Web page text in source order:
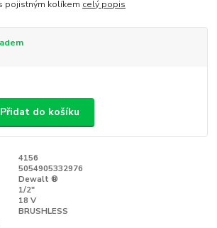
pojistným kolíkem celý popis
Přidat do košíku
4156
5054905332976
Dewalt ®
1/2"
18 V
BRUSHLESS